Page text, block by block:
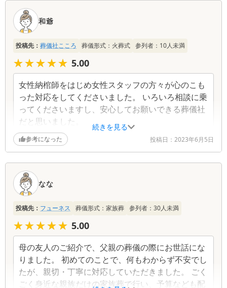
続きを見る
和爺
投稿先： 葬儀社こころ 葬儀形式： 火葬式 参列者： 10人未満
★★★★★
★★★★★ 5.00
女性納棺師をはじめ女性スタッフの方々が心のこも
った対応をしてくださいました。 いろいろ相談に乗
ってくださいますし、安心してお願いできる葬儀社
だと思いました。
参考になった 投稿日： 2023年6月5日
なな
投稿先： フューネス 葬儀形式： 家族葬 参列者： 30人未満
★★★★★
★★★★★ 5.00
母の友人のご紹介で、父親の葬儀の際にお世話にな
りました。 初めてのことで、何もわからず不安でし
たが、親切・丁寧に対応していただきました。 ごく
ごく身近な親族だけの家族葬で行い、予算なども配